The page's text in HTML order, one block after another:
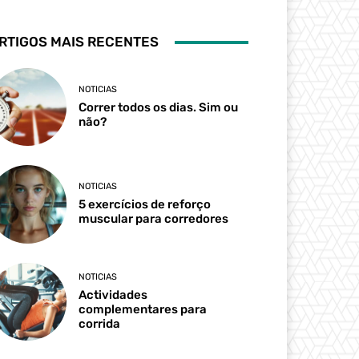
MAIS RECENTES
NOTICIAS
Correr todos os dias. Sim ou
não?
NOTICIAS
5 exercícios de reforço
muscular para corredores
NOTICIAS
Actividades
complementares para
corrida